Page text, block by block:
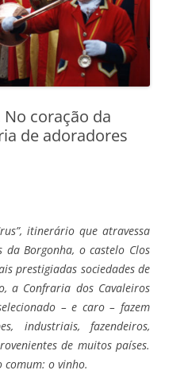
coração da
de adoradores
itinerário que atravessa
Borgonha, o castelo Clos
prestigiadas sociedades de
a Confraria dos Cavaleiros
– e caro – fazem
industriais, fazendeiros,
de muitos países.
o vinho.